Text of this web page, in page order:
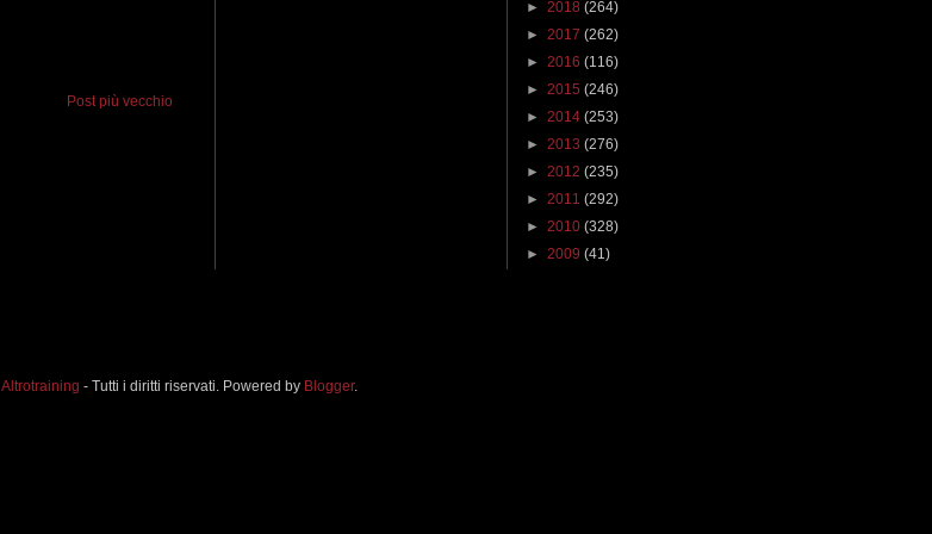
Post più vecchio
► 2018 (264)
► 2017 (262)
► 2016 (116)
► 2015 (246)
► 2014 (253)
► 2013 (276)
► 2012 (235)
► 2011 (292)
► 2010 (328)
► 2009 (41)
Altrotraining - Tutti i diritti riservati. Powered by Blogger.